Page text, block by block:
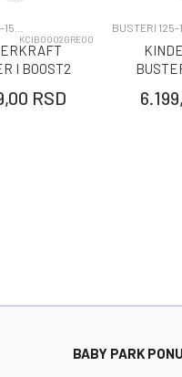
KCIBOO02GRE00
I BOOST2
RSD
BABY PARK